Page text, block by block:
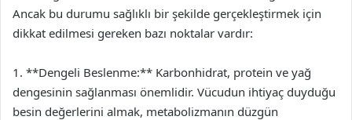
Ancak bu durumu sağlıklı bir şekilde gerçekleştirmek için
dikkat edilmesi gereken bazı noktalar vardır:
1. **Dengeli Beslenme:** Karbonhidrat, protein ve yağ
dengesinin sağlanması önemlidir. Vücudun ihtiyaç duyduğu
besin değerlerini almak, metabolizmanın düzgün